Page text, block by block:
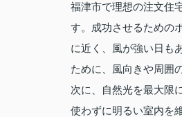
福津市で理想の注文住
す。成功させるための
に近く、風が強い日も
ために、風向きや周囲
次に、自然光を最大限
使わずに明るい室内を